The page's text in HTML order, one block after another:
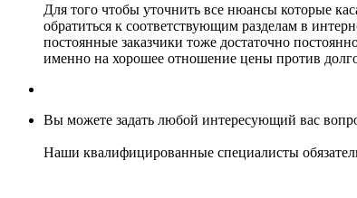
Для того чтобы уточнить все нюансы которые
обратиться к соответствующим разделам в
постоянные заказчики тоже достаточно
именно на хорошее отношение цены против
Вы можете задать любой интересующий вас
Наши квалифицированные специалисты